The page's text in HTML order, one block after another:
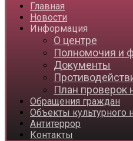
Главная
Новости
Информация
О центре
Полномочия и
Документы
План проверок
Обращения граждан
Объекты культурного
Антитеррор
Контакты